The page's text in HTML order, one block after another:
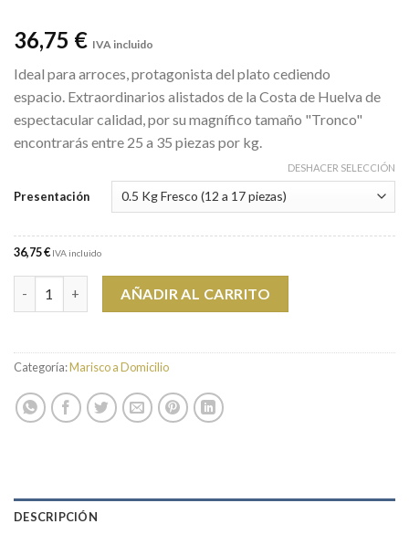
36,75 € IVA incluido
Ideal para arroces, protagonista del plato cediendo
espacio. Extraordinarios alistados de la Costa de Huelva de
espectacular calidad, por su magnífico tamaño "Tronco"
encontrarás entre 25 a 35 piezas por kg.
Presentación
DESHACER SELECCIÓN
36,75 € IVA incluido
Unidades Alistado Tronco A1 (12-18 PZAS/500G)
AÑADIR AL CARRITO
Categoría:Marisco a Domicilio
DESCRIPCIÓN